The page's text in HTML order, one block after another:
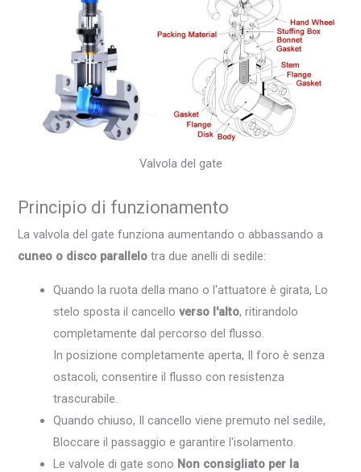
Valvola del gate
Principio di funzionamento
La valvola del gate funziona aumentando o abbassando a
cuneo o disco parallelo tra due anelli di sedile:
Quando la ruota della mano o l'attuatore è girata, Lo
stelo sposta il cancelloverso l'alto, ritirandolo
completamente dal percorso del flusso.
In posizione completamente aperta, Il foro è senza
ostacoli, consentire il flusso con resistenza
trascurabile.
Quando chiuso, Il cancello viene premuto nel sedile,
Bloccare il passaggio e garantire l'isolamento.
Le valvole di gate sono Non consigliato per la